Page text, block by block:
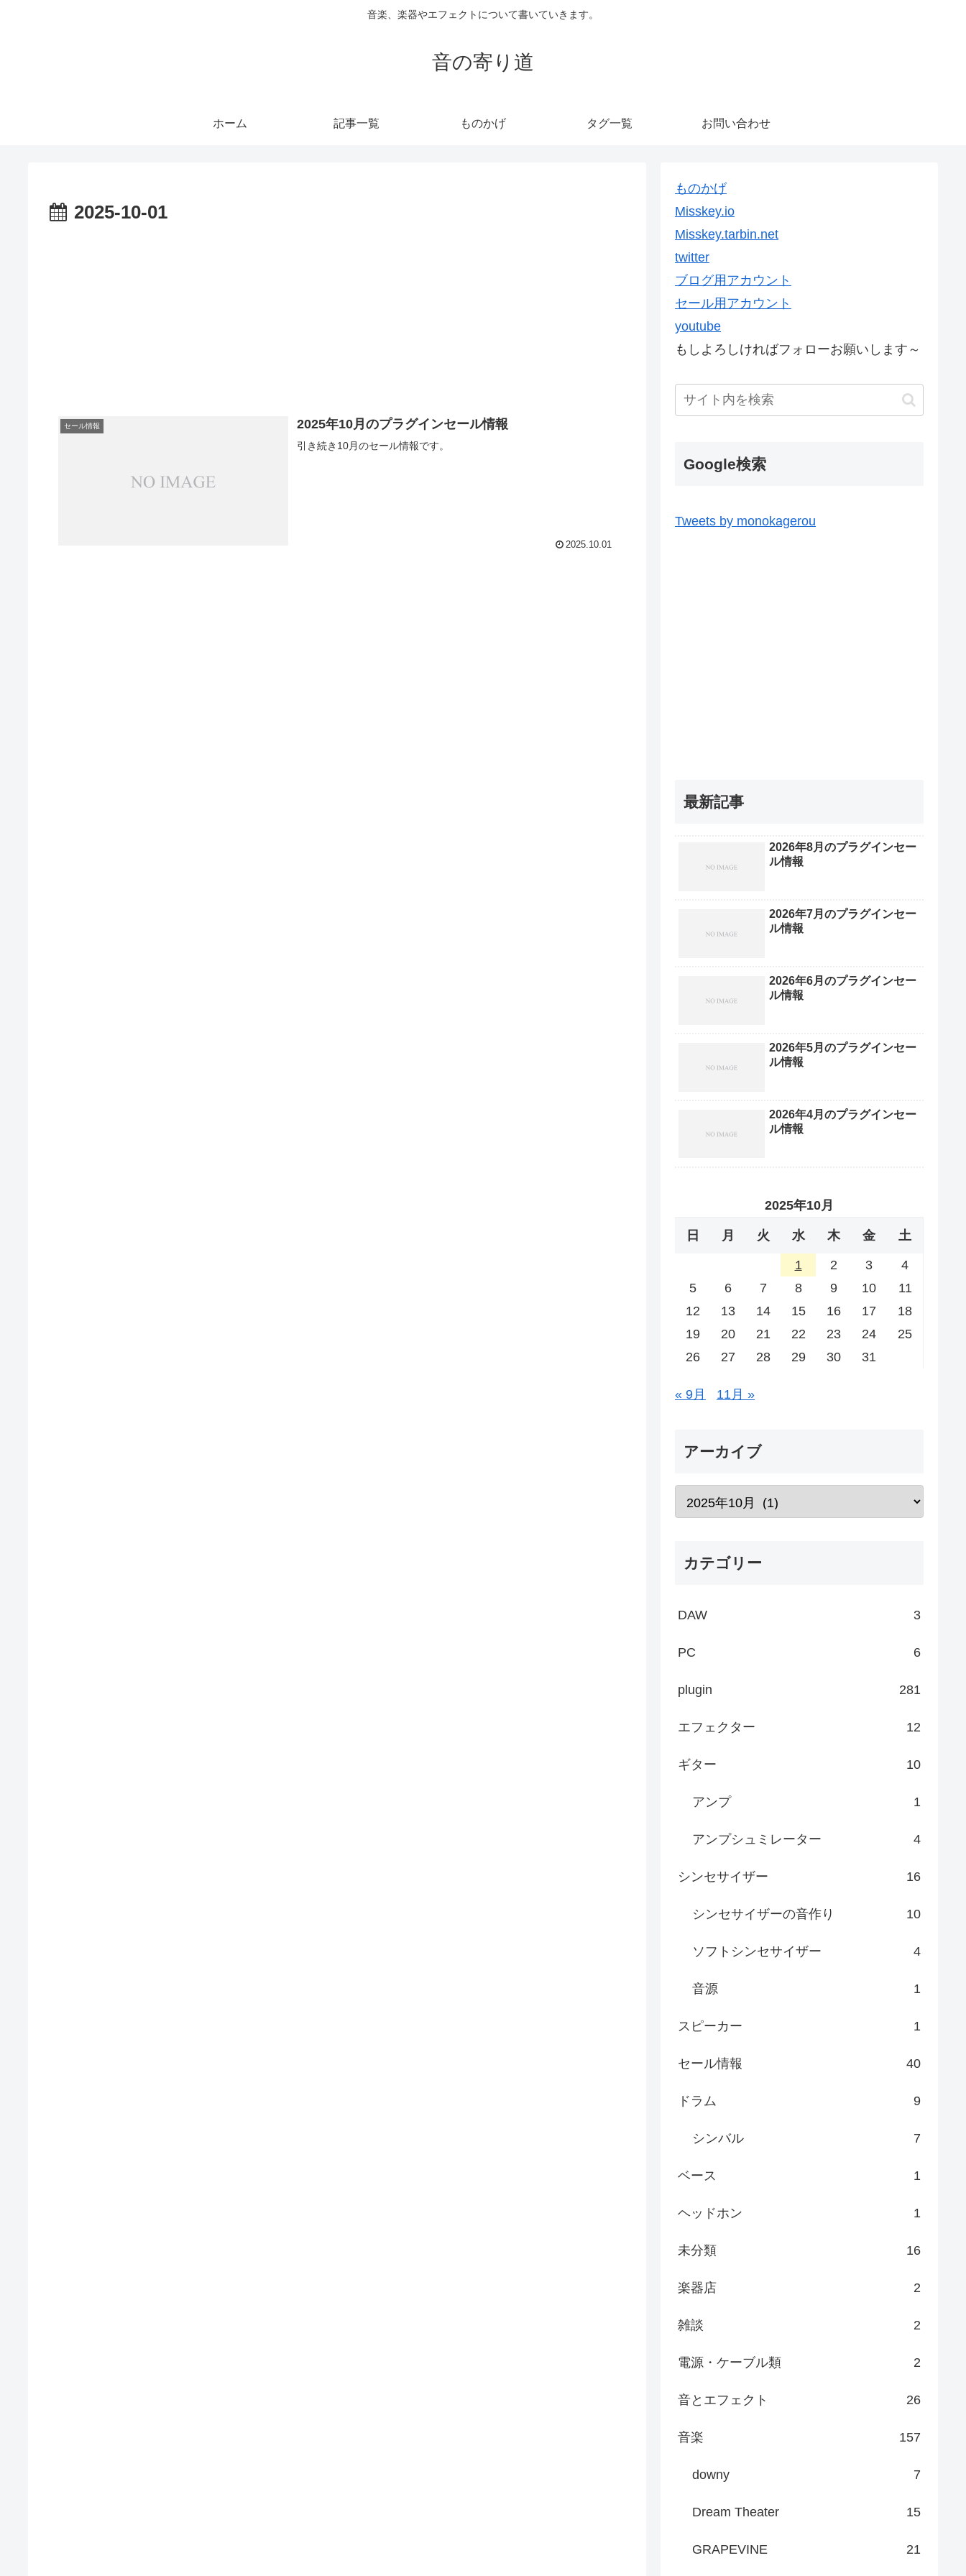
音楽、楽器やエフェクトについて書いていきます。
音の寄り道
ホーム 記事一覧 ものかげ タグ一覧 お問い合わせ
2025-10-01
セール情報 2025年10月のプラグインセール情報
引き続き10月のセール情報です。
2025.10.01
ものかげ
Misskey.io
Misskey.tarbin.net
twitter
ブログ用アカウント
セール用アカウント
youtube
もしよろしければフォローお願いします～
Google検索
Tweets by monokagerou
最新記事
2026年8月のプラグインセー
ル情報
2026年7月のプラグインセー
ル情報
2026年6月のプラグインセー
ル情報
2026年5月のプラグインセー
ル情報
2026年4月のプラグインセー
ル情報
2025年10月
日 月 火 水 木 金 土
1 2 3
4
5
6 7 8 9 10
11
12
13 14 15 16 17
18
19
20 21 22 23 24
25
26
27 28 29 30 31
« 9月 11月 »
アーカイブ
カテゴリー
DAW 3
PC 6
plugin 281
エフェクター 12
ギター 10
アンプ 1
アンプシュミレーター 4
シンセサイザー 16
シンセサイザーの音作り 10
ソフトシンセサイザー 4
音源 1
スピーカー 1
セール情報 40
ドラム 9
シンバル 7
ベース 1
ヘッドホン 1
未分類 16
楽器店 2
雑談 2
電源・ケーブル類 2
音とエフェクト 26
音楽 157
downy 7
Dream Theater 15
GRAPEVINE 21